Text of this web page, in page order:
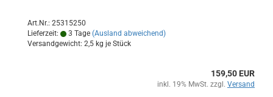
Art.Nr.: 25315250
Lieferzeit:
3 Tage (Ausland abweichend)
Versandgewicht: 2,5 kg je Stück
159,50 EUR
inkl. 19% MwSt. zzgl. Versand